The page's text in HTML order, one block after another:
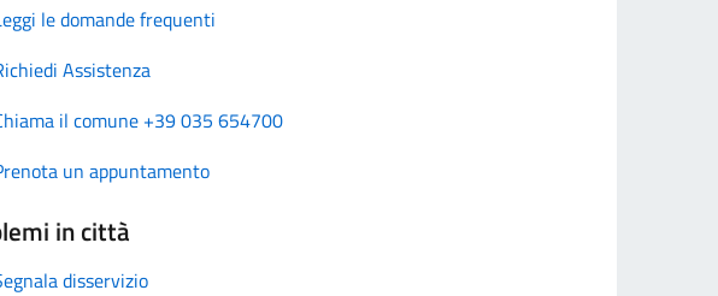
le domande frequenti
Assistenza
il comune +39 035 654700
un appuntamento
in città
disservizio